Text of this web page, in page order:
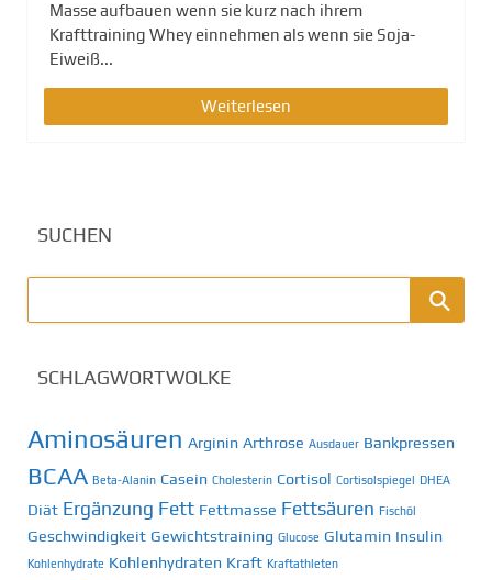
Masse aufbauen wenn sie kurz nach ihrem
Krafttraining Whey einnehmen als wenn sie Soja-
Eiweiß...
Weiterlesen
SUCHEN
SCHLAGWORTWOLKE
Aminosäuren Arginin Arthrose Ausdauer Bankpressen
BCAA Beta-Alanin Casein Cholesterin Cortisol Cortisolspiegel DHEA
Diät Ergänzung Fett Fettmasse Fettsäuren Fischöl
Geschwindigkeit Gewichtstraining Glucose Glutamin Insulin
Kohlenhydrate Kohlenhydraten Kraft Kraftathleten